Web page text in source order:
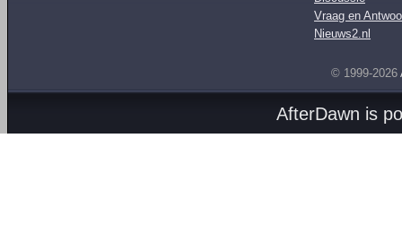
Vraag en
Nieuws2.nl
© 1999-2026
AfterDawn is